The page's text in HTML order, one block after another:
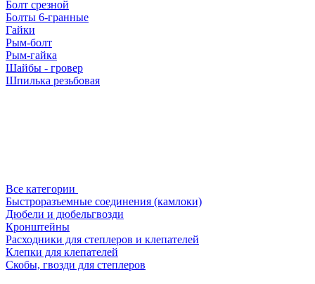
Болт срезной
Болты 6-гранные
Гайки
Рым-болт
Рым-гайка
Шайбы - гровер
Шпилька резьбовая
Все категории
Быстроразъемные соединения (камлоки)
Дюбели и дюбельгвозди
Кронштейны
Расходники для степлеров и клепателей
Клепки для клепателей
Скобы, гвозди для степлеров